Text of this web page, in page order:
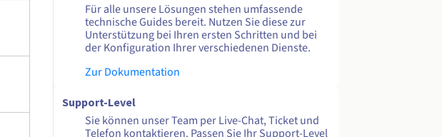
Für alle unsere Lösungen stehen umfassende
technische Guides bereit. Nutzen Sie diese zur
Unterstützung bei Ihren ersten Schritten und bei
der Konfiguration Ihrer verschiedenen Dienste.
Zur Dokumentation
Support-Level
Sie können unser Team per Live-Chat, Ticket und
Telefon kontaktieren. Passen Sie Ihr Support-Level